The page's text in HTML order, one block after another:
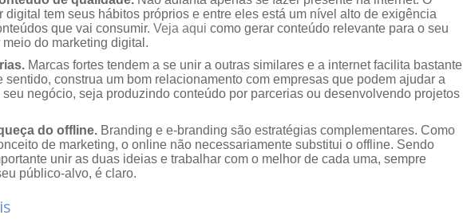
digital tem seus hábitos próprios e entre eles está um nível alto de exigência
que vai consumir. Veja aqui como gerar conteúdo relevante para o seu
do marketing digital.
Marcas fortes tendem a se unir a outras similares e a internet facilita bastante
sentido, construa um bom relacionamento com empresas que podem ajudar a
seu negócio, seja produzindo conteúdo por parcerias ou desenvolvendo projetos
do offline. Branding e e-branding são estratégias complementares. Como
de marketing, o online não necessariamente substitui o offline. Sendo
unir as duas ideias e trabalhar com o melhor de cada uma, sempre
público-alvo, é claro.